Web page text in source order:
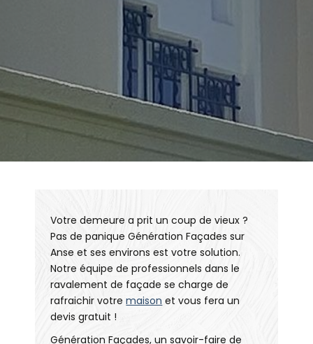
Votre demeure a prit un coup de vieux ?
Pas de panique Génération Façades sur
Anse et ses environs est votre solution.
Notre équipe de professionnels dans le
ravalement de façade se charge de
rafraichir votremaison et vous fera un
devis gratuit !
Génération Façades, un savoir-faire de